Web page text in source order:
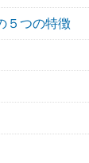
５つの特徴